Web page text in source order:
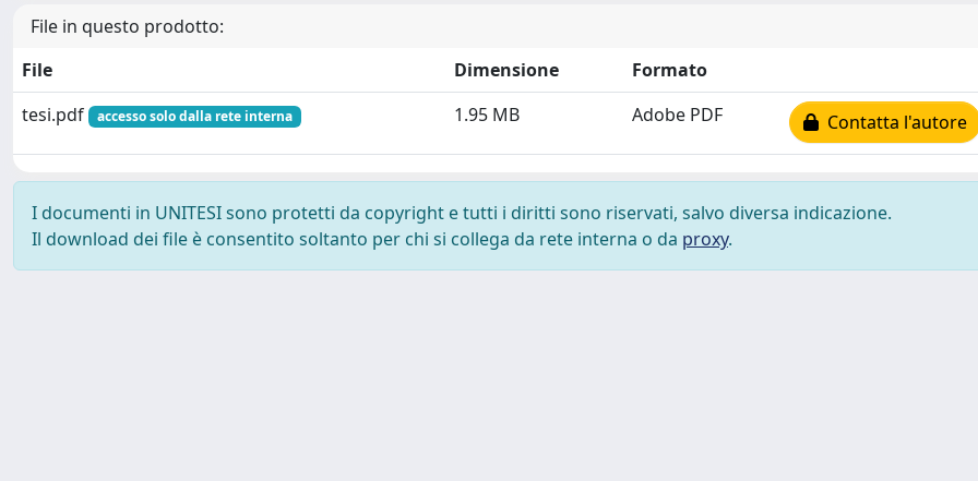
File in questo prodotto:
File
Dimensione
Formato
tesi.pdf
accesso solo dalla rete interna 1.95 MB Adobe PDF Contatta l'autore
I documenti in UNITESI sono protetti da copyright e tutti i diritti sono riservati, salvo diversa indicazione.
Il download dei file è consentito soltanto per chi si collega da rete interna o da proxy.